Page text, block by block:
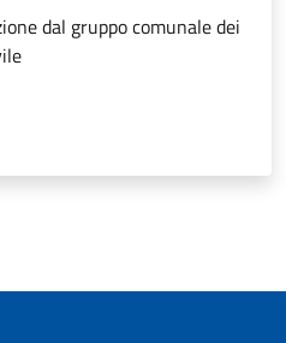
dal gruppo comunale dei